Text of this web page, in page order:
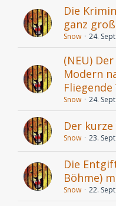
Die
ganz
Snow 24.
(NEU)
Modern
Snow 24.
Der kurze
Snow 23.
Die
Böhme)
Snow 22.